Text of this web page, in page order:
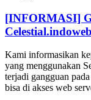
[INFORMASI]
Kami informasikan
yang menggunakan
terjadi gangguan
bisa di akses web